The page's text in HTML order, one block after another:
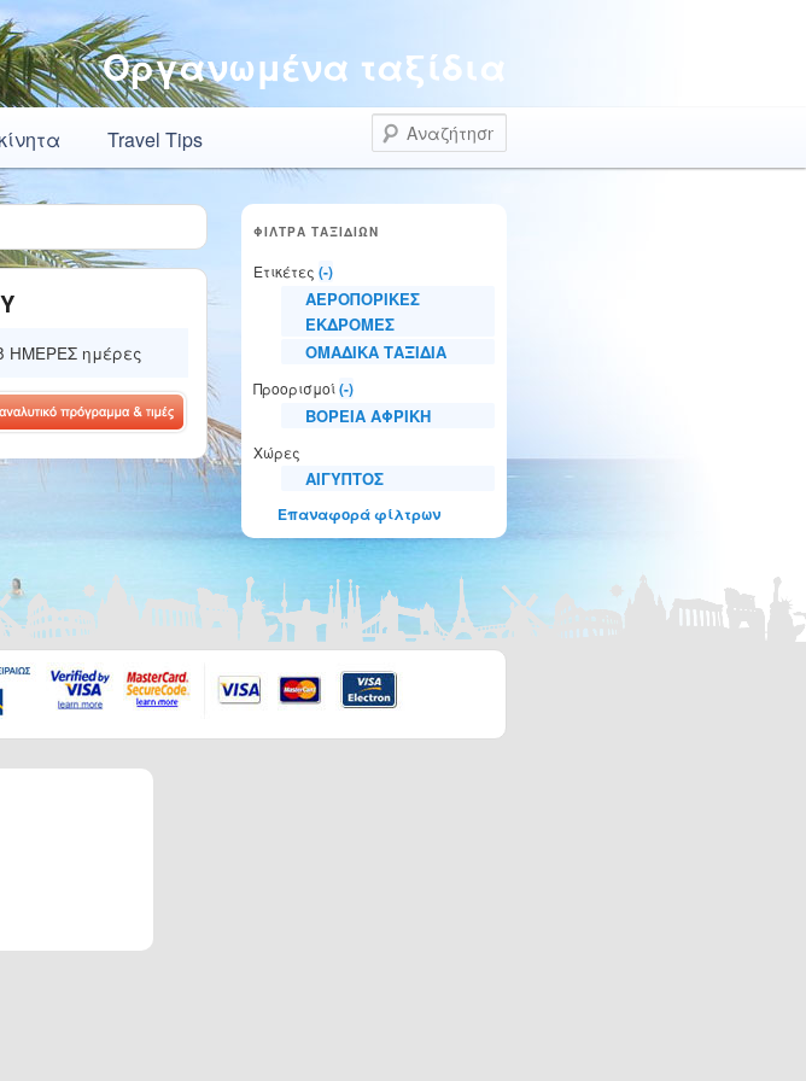
Οργανωμένα ταξίδια
Travel Tips
ΗΜΕΡΕΣ ημέρες
ΦΙΛΤΡΑ ΤΑΞΙΔΙΩΝ
Ετικέτες (-)
ΑΕΡΟΠΟΡΙΚΕΣ
ΕΚΔΡΟΜΕΣ
ΟΜΑΔΙΚΑ ΤΑΞΙΔΙΑ
Προορισμοί(-)
ΒΟΡΕΙΑ ΑΦΡΙΚΗ
Χώρες
ΑΙΓΥΠΤΟΣ
Επαναφορά φίλτρων